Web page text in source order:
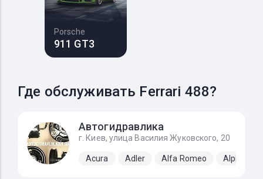
Porsche
911 GT3
Где обслуживать Ferrari 488?
Автогидравлика
г. Киев, улица Василия Жуковского, 20
Acura Adler Alfa Romeo Alpine